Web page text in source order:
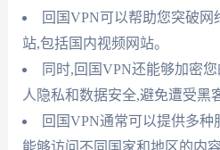
回国VPN可以帮助您突破网
站,包括国内视频网站。
同时,回国VPN还能够加密
人隐私和数据安全,避免遭受黑
回国VPN通常可以提供多